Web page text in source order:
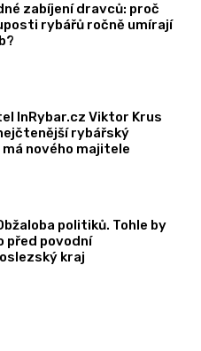
zabíjení dravců: proč
rybářů ročně umírají
InRybar.cz Viktor Krus
rybářský
nového majitele
politiků. Tohle by
před povodní
kraj